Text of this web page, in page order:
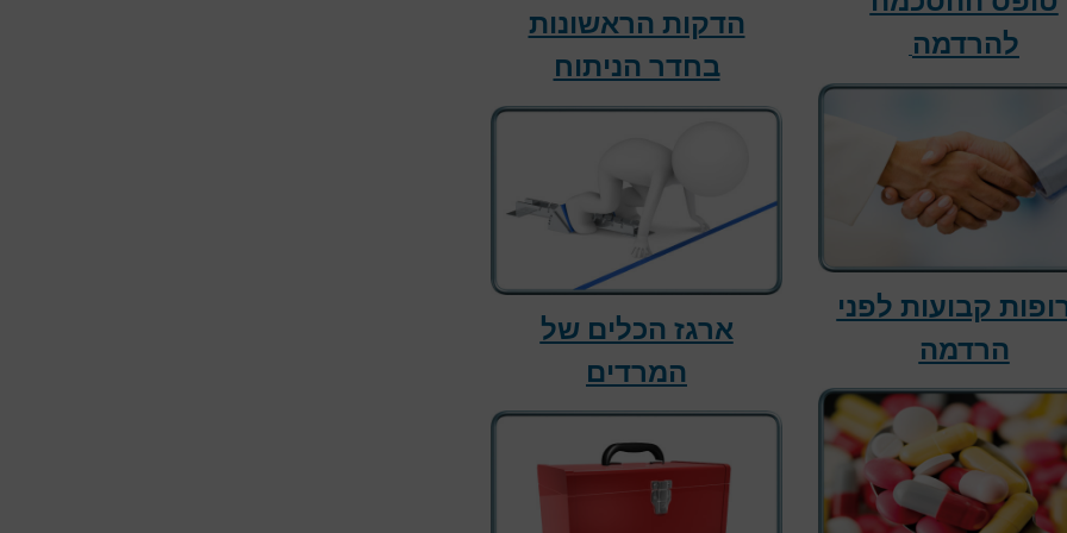
הדקות הראשונות
בחדר הניתוח
ארגז הכלים של
המרדים
להרדמה
קבועות לפני
הרדמה